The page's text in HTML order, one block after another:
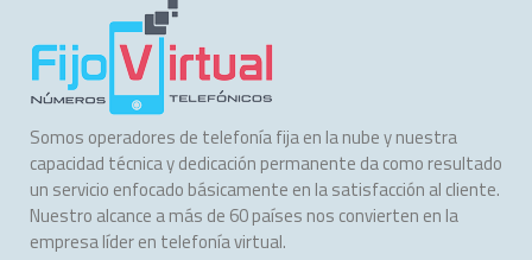
Somos operadores de telefonía fija en la nube y nuestra
capacidad técnica y dedicación permanente da como resultado
un servicio enfocado básicamente en la satisfacción al cliente.
Nuestro alcance a más de 60 países nos convierten en la
empresa líder en telefonía virtual.